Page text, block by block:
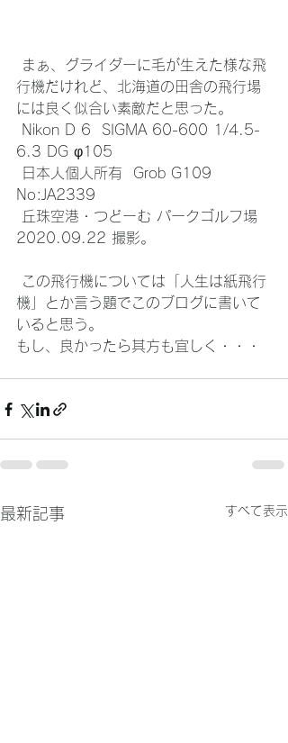
行機だけれど、北海道の田舎の飛行場
には良く似合い素敵だと思った。
6.3 DG φ105
No:JA2339
2020.09.22 撮影。
機」とか言う題でこのブログに書いて
いると思う。
もし、良かったら其方も宜しく・・・
最新記事 すべて表示